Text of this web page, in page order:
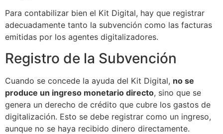
Para contabilizar bien el Kit Digital, hay que registrar
adecuadamente tanto la subvención como las facturas
emitidas por los agentes digitalizadores.
Registro de la Subvención
Cuando se concede la ayuda del Kit Digital, no se
produce un ingreso monetario directo, sino que se
genera un derecho de crédito que cubre los gastos de
digitalización. Esto se debe registrar como un ingreso,
aunque no se haya recibido dinero directamente.